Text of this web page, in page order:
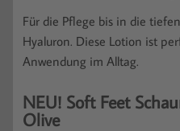
Für die Pflege bis in die
Hyaluron. Diese Lotion ist
Anwendung im Alltag.
NEU! Soft Feet
Olive